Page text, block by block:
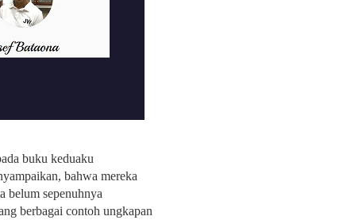
buku keduaku
bahwa mereka
belum sepenuhnya
berbagai contoh ungkapan